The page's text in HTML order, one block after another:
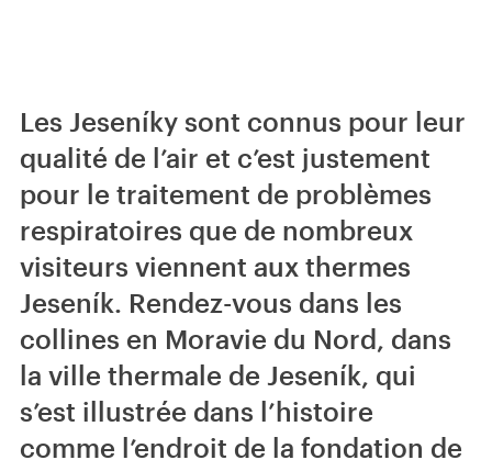
Les Jeseníky sont connus pour leur
qualité de l’air et c’est justement
pour le traitement de problèmes
respiratoires que de nombreux
visiteurs viennent aux thermes
Jeseník. Rendez-vous dans les
collines en Moravie du Nord, dans
la ville thermale de Jeseník, qui
s’est illustrée dans l’histoire
comme l’endroit de la fondation de